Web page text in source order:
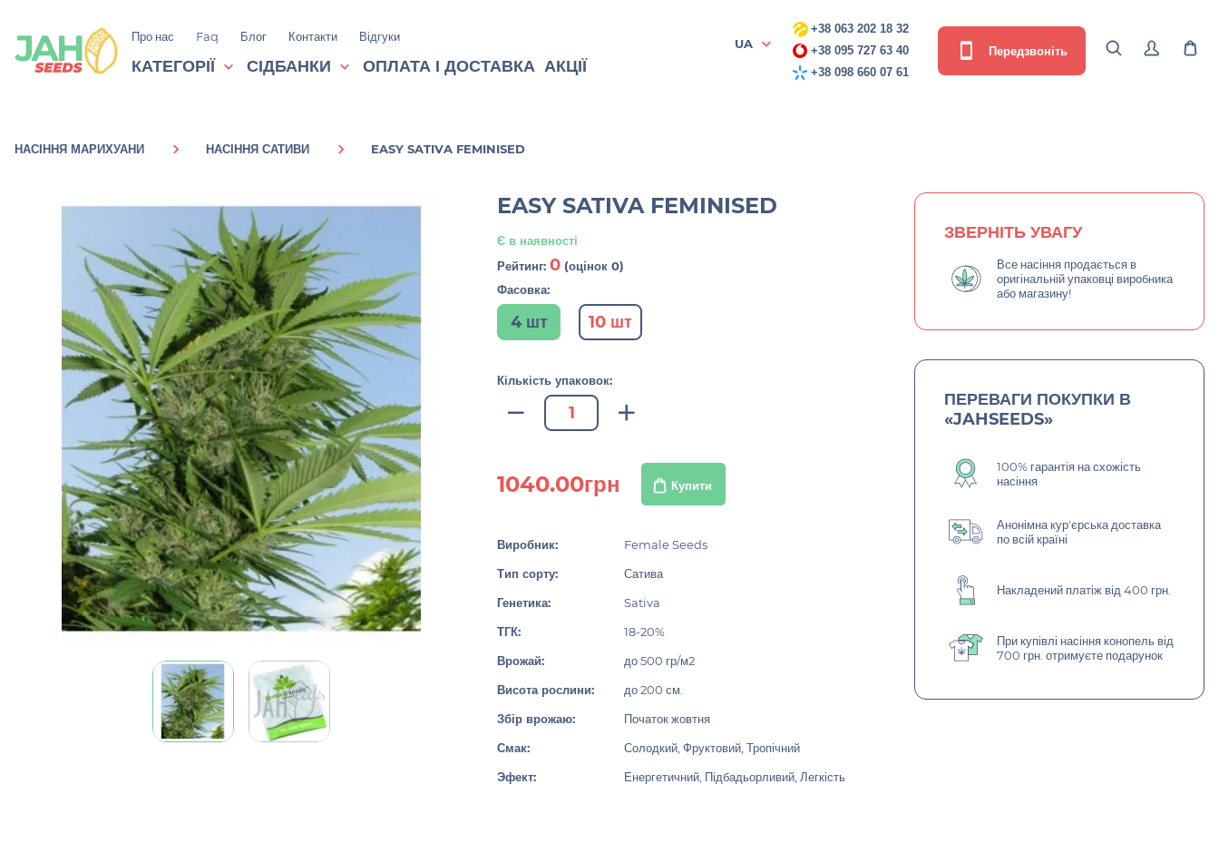
Про нас Faq Блог Контакти Відгуки
КАТЕГОРІЇ СІДБАНКИ ОПЛАТА І ДОСТАВКА АКЦІЇ
UA
+38 063 202 18 32
+38 095 727 63 40
+38 098 660 07 61
Передзвоніть
НАСІННЯ МАРИХУАНИ НАСІННЯ САТИВИ EASY SATIVA FEMINISED
EASY SATIVA FEMINISED
Є в наявності
Рейтинг: 0 (оцінок 0)
Фасовка:
4 шт 10 шт
Кількість упаковок:
1040.00грн Купити
Виробник:
Female Seeds
Тип сорту:
Сатива
Генетика:
Sativa
ТГК:
18-20%
Врожай:
до 500 гр/м2
Висота рослини:
до 200 см.
Збір врожаю:
Початок жовтня
Смак:
Солодкий, Фруктовий, Тропічний
Эфект:
Енергетичний, Підбадьорливий, Легкість
ЗВЕРНІТЬ УВАГУ
Все насіння продається в
оригінальній упаковці виробника
або магазину!
ПЕРЕВАГИ ПОКУПКИ В
«JAHSEEDS»
100% гарантія на схожість
насіння
Анонімна кур'єрська доставка
по всій країні
Накладений платіж від 400 грн.
При купівлі насіння конопель від
700 грн. отримуєте подарунок